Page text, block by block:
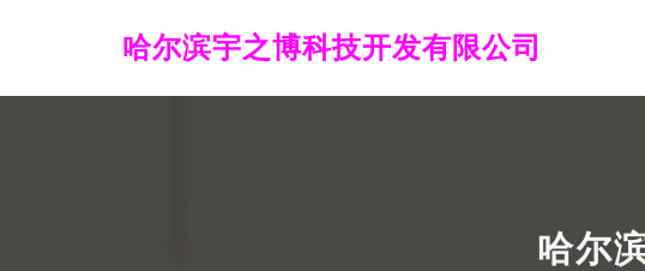
哈尔滨宇之博科技开发有限公司
哈尔